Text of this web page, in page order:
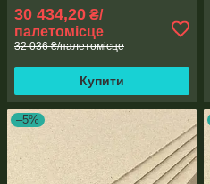
30 434,20 ₴/
палетомісце
32 036 ₴/палетомісце
Купити
–5%